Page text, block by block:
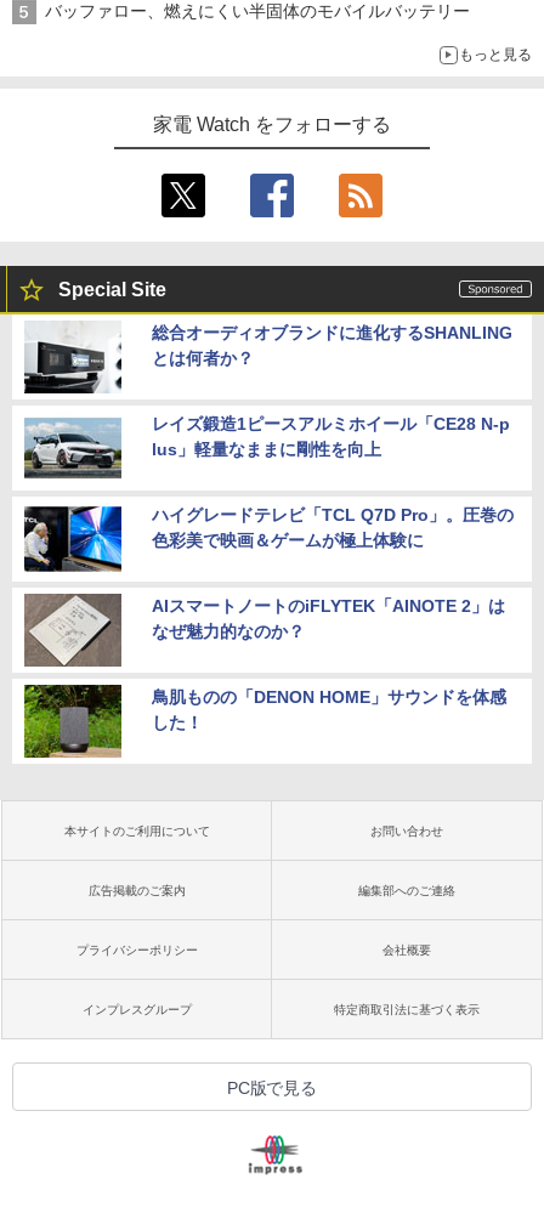
バッファロー、燃えにくい半固体のモバイルバッテリー
もっと見る
家電 Watch をフォローする
Special Site
総合オーディオブランドに進化するSHANLING
とは何者か？
レイズ鍛造1ピースアルミホイール「CE28 N-p
lus」軽量なままに剛性を向上
ハイグレードテレビ「TCL Q7D Pro」。圧巻の
色彩美で映画＆ゲームが極上体験に
AIスマートノートのiFLYTEK「AINOTE 2」は
なぜ魅力的なのか？
鳥肌ものの「DENON HOME」サウンドを体感
した！
本サイトのご利用について お問い合わせ
広告掲載のご案内 編集部へのご連絡
プライバシーポリシー 会社概要
インプレスグループ 特定商取引法に基づく表示
PC版で見る